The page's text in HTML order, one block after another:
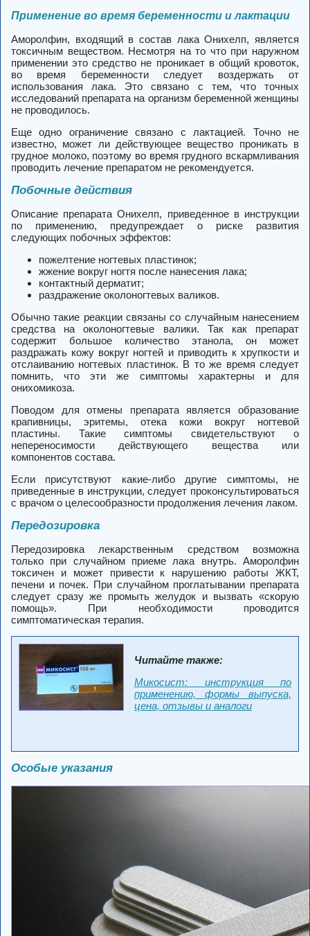
Применение во время беременности и лактации
Аморолфин, входящий в состав лака Онихелп, является
токсичным веществом. Несмотря на то что при наружном
применении это средство не проникает в общий кровоток,
во время беременности следует воздержать от
использования лака. Это связано с тем, что точных
исследований препарата на организм беременной женщины
не проводилось.
Еще одно ограничение связано с лактацией. Точно не
известно, может ли действующее вещество проникать в
грудное молоко, поэтому во время грудного вскармливания
проводить лечение препаратом не рекомендуется.
Побочные действия
Описание препарата Онихелп, приведенное в инструкции
по применению, предупреждает о риске развития
следующих побочных эффектов:
пожелтение ногтевых пластинок;
жжение вокруг ногтя после нанесения лака;
контактный дерматит;
раздражение околоногтевых валиков.
Обычно такие реакции связаны со случайным нанесением
средства на околоногтевые валики. Так как препарат
содержит большое количество этанола, он может
раздражать кожу вокруг ногтей и приводить к хрупкости и
отслаиванию ногтевых пластинок. В то же время следует
помнить, что эти же симптомы характерны и для
онихомикоза.
Поводом для отмены препарата является образование
крапивницы, эритемы, отека кожи вокруг ногтевой
пластины. Такие симптомы свидетельствуют о
непереносимости действующего вещества или
компонентов состава.
Если присутствуют какие-либо другие симптомы, не
приведенные в инструкции, следует проконсультироваться
с врачом о целесообразности продолжения лечения лаком.
Передозировка
Передозировка лекарственным средством возможна
только при случайном приеме лака внутрь. Аморолфин
токсичен и может привести к нарушению работы ЖКТ,
печени и почек. При случайном проглатывании препарата
следует сразу же промыть желудок и вызвать «скорую
помощь». При необходимости проводится
симптоматическая терапия.
Читайте также:
Микосист: инструкция по
применению, формы выпуска,
цена, отзывы и аналоги
Особые указания